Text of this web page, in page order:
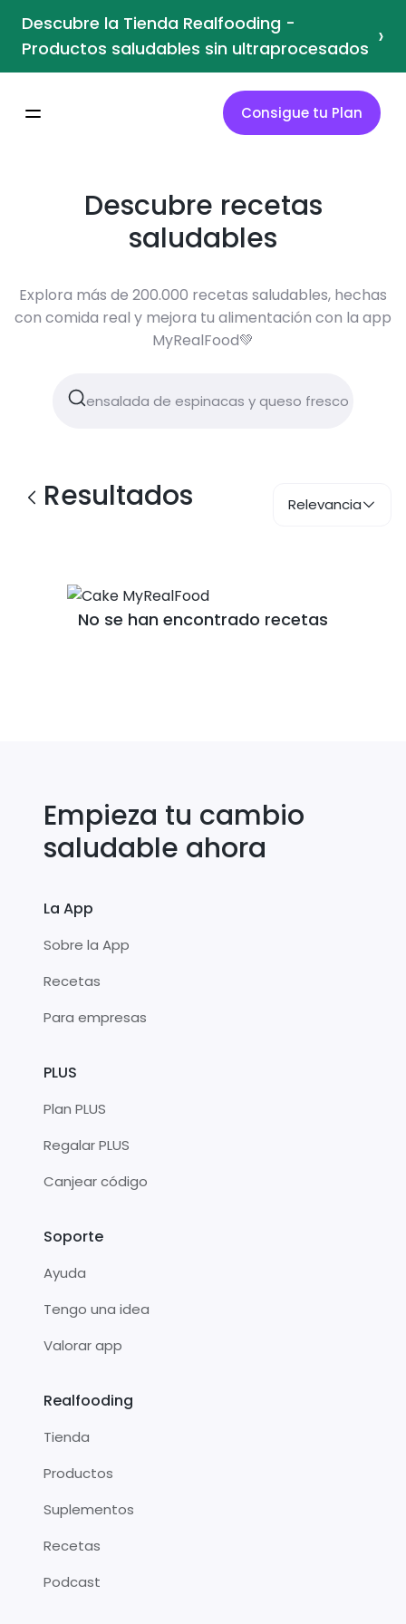
Descubre la Tienda Realfooding -
Productos saludables sin ultraprocesados ›
Consigue tu Plan
Descubre recetas
saludables
Explora más de 200.000 recetas saludables, hechas
con comida real y mejora tu alimentación con la app
MyRealFood💚
Resultados Relevancia
No se han encontrado recetas
Empieza tu cambio
saludable ahora
La App
Sobre la App
Recetas
Para empresas
PLUS
Plan PLUS
Regalar PLUS
Canjear código
Soporte
Ayuda
Tengo una idea
Valorar app
Realfooding
Tienda
Productos
Suplementos
Recetas
Podcast